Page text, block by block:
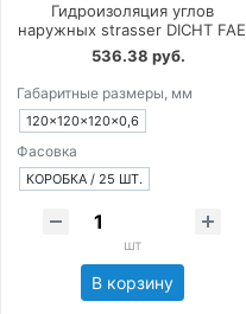
Гидроизоляция углов
наружных strasser DICHT FAE
536.38 руб.
Габаритные размеры, мм
120×120×120×0,6
Фасовка
КОРОБКА / 25 ШТ.
шт
В корзину